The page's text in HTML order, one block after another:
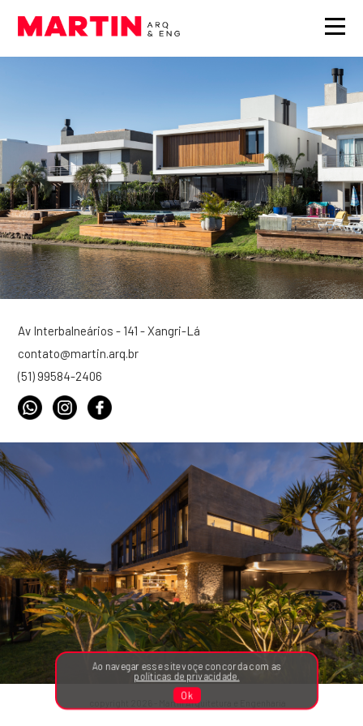
Av Interbalneários - 141 - Xangri-Lá
contato@martin.arq.br
(51) 99584-2406
Ao navegar esse site voçe concorda com as
políticas de privacidade.
Ok
copyright 2026 - Martin Arquitetura e Engenharia